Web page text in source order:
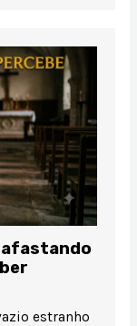
afastando
estranho